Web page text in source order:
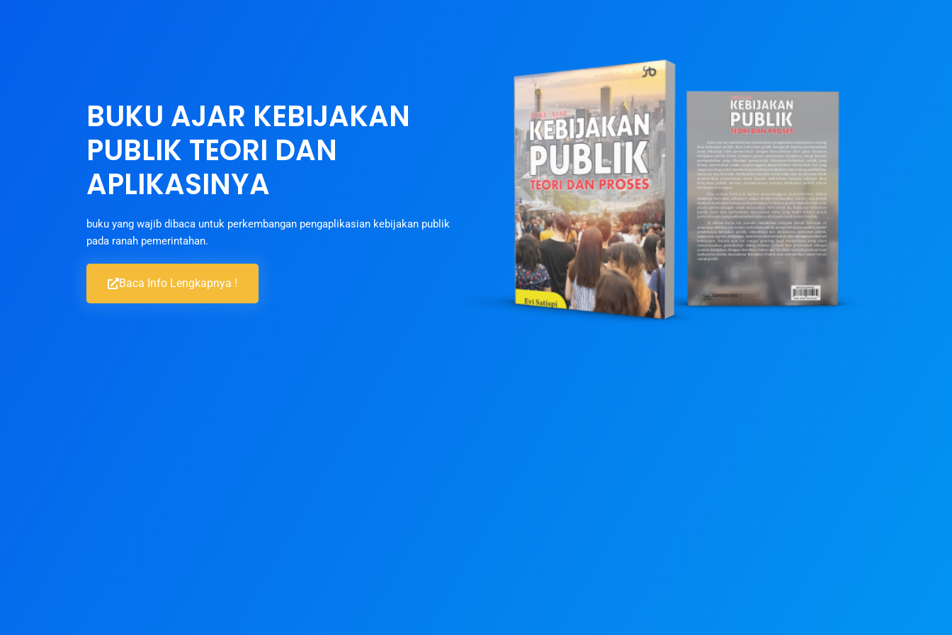
BUKU AJAR KEBIJAKAN
PUBLIK TEORI DAN
APLIKASINYA
buku yang wajib dibaca untuk perkembangan pengaplikasian kebijakan publik
pada ranah pemerintahan.
Baca Info Lengkapnya !